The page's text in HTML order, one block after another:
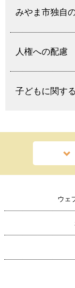
みやま市独自
人権への配慮
子どもに関す
ウェ